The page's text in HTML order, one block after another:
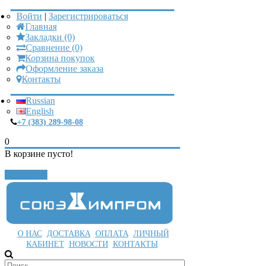
Войти | Зарегистрироваться
Главная
Закладки (0)
Сравнение (0)
Корзина покупок
Оформление заказа
Контакты
Russian
English
+7 (383) 289-98-08
0
В корзине пусто!
О НАС ДОСТАВКА ОПЛАТА ЛИЧНЫЙ
КАБИНЕТ НОВОСТИ КОНТАКТЫ